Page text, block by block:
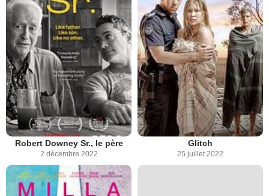
Robert Downey Sr., le père
2 décembre 2022
Glitch
25 juillet 2022